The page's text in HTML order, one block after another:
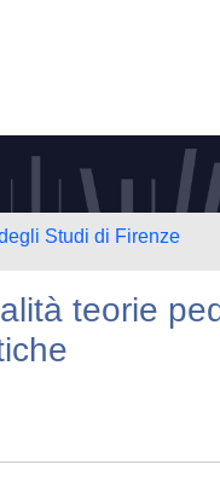
Studi di Firenze
teorie